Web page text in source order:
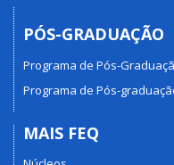
PÓS-GRADUAÇÃO
Programa de Pós-
Programa de Pós-
MAIS FEQ